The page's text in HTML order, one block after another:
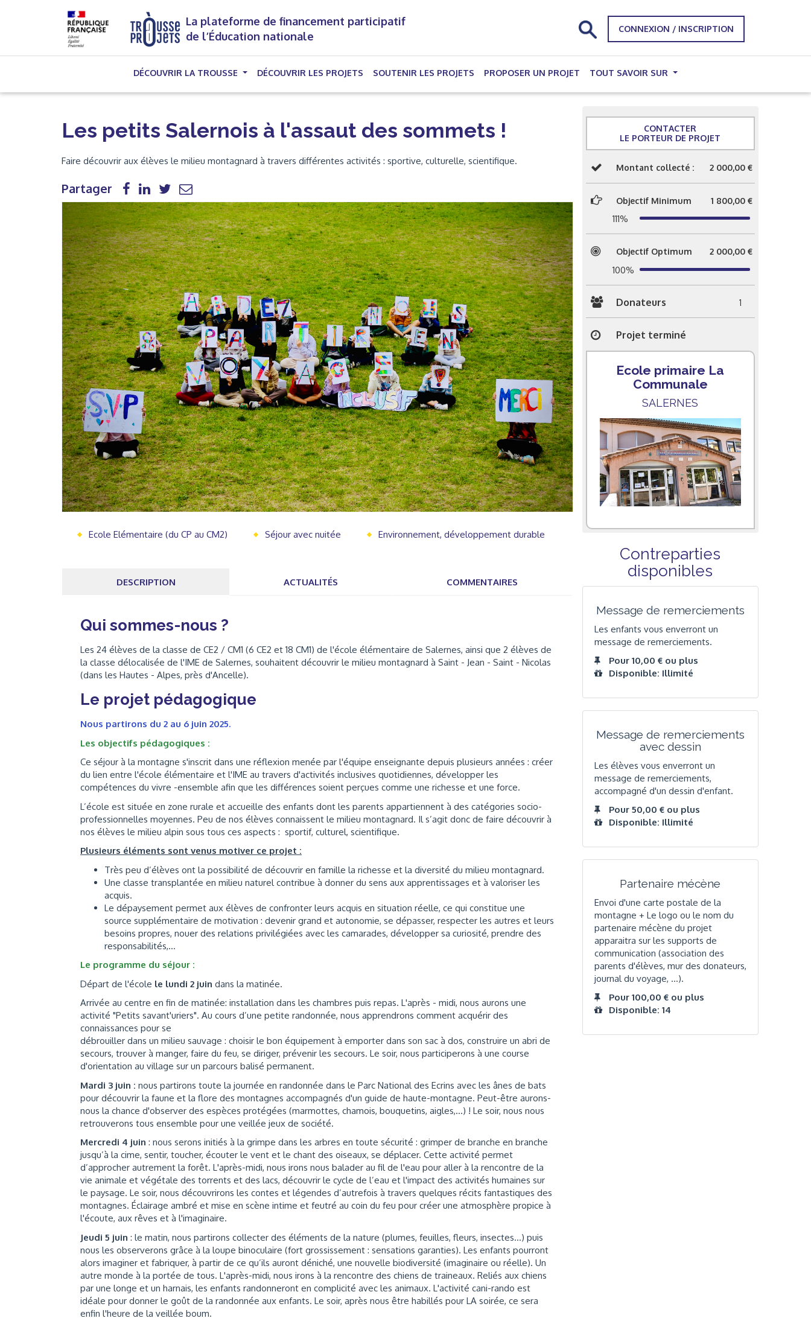
La plateforme de financement participatif
de l’Éducation nationale
CONNEXION / INSCRIPTION
DÉCOUVRIR LA TROUSSE DÉCOUVRIR LES PROJETS (CURRENT)
SOUTENIR LES PROJETS PROPOSER UN PROJET TOUT SAVOIR SUR
Les petits Salernois à l'assaut des sommets !
Faire découvrir aux élèves le milieu montagnard à travers différentes activités : sportive, culturelle, scientifique.
Partager
Ecole Elémentaire (du CP au CM2) Séjour avec nuitée Environnement, développement durable
DESCRIPTION ACTUALITÉS COMMENTAIRES
Qui sommes-nous ?
Les 24 élèves de la classe de CE2 / CM1 (6 CE2 et 18 CM1) de l'école élémentaire de Salernes, ainsi que 2 élèves de
la classe délocalisée de l'IME de Salernes, souhaitent découvrir le milieu montagnard à Saint - Jean - Saint - Nicolas
(dans les Hautes - Alpes, près d'Ancelle).
Le projet pédagogique
Nous partirons du 2 au 6 juin 2025.
Les objectifs pédagogiques :
Ce séjour à la montagne s'inscrit dans une réflexion menée par l'équipe enseignante depuis plusieurs années : créer
du lien entre l'école élémentaire et l'IME au travers d'activités inclusives quotidiennes, développer les
compétences du vivre -ensemble afin que les différences soient perçues comme une richesse et une force.
L’école est située en zone rurale et accueille des enfants dont les parents appartiennent à des catégories socio-
professionnelles moyennes. Peu de nos élèves connaissent le milieu montagnard. Il s’agit donc de faire découvrir à
nos élèves le milieu alpin sous tous ces aspects : sportif, culturel, scientifique.
Plusieurs éléments sont venus motiver ce projet :
Très peu d’élèves ont la possibilité de découvrir en famille la richesse et la diversité du milieu montagnard.
Une classe transplantée en milieu naturel contribue à donner du sens aux apprentissages et à valoriser les
acquis.
Le dépaysement permet aux élèves de confronter leurs acquis en situation réelle, ce qui constitue une
source supplémentaire de motivation : devenir grand et autonomie, se dépasser, respecter les autres et leurs
besoins propres, nouer des relations privilégiées avec les camarades, développer sa curiosité, prendre des
responsabilités,...
Le programme du séjour :
Départ de l'école le lundi 2 juin dans la matinée.
Arrivée au centre en fin de matinée: installation dans les chambres puis repas. L'après - midi, nous aurons une
activité "Petits savant'uriers". Au cours d’une petite randonnée, nous apprendrons comment acquérir des
connaissances pour se
débrouiller dans un milieu sauvage : choisir le bon équipement à emporter dans son sac à dos, construire un abri de
secours, trouver à manger, faire du feu, se diriger, prévenir les secours. Le soir, nous participerons à une course
d'orientation au village sur un parcours balisé permanent.
Mardi 3 juin : nous partirons toute la journée en randonnée dans le Parc National des Ecrins avec les ânes de bats
pour découvrir la faune et la flore des montagnes accompagnés d'un guide de haute-montagne. Peut-être aurons-
nous la chance d'observer des espèces protégées (marmottes, chamois, bouquetins, aigles,…) ! Le soir, nous nous
retrouverons tous ensemble pour une veillée jeux de société.
Mercredi 4 juin : nous serons initiés à la grimpe dans les arbres en toute sécurité : grimper de branche en branche
jusqu’à la cime, sentir, toucher, écouter le vent et le chant des oiseaux, se déplacer. Cette activité permet
d’approcher autrement la forêt. L'après-midi, nous irons nous balader au fil de l'eau pour aller à la rencontre de la
vie animale et végétale des torrents et des lacs, découvrir le cycle de l’eau et l'impact des activités humaines sur
le paysage. Le soir, nous découvrirons les contes et légendes d’autrefois à travers quelques récits fantastiques des
montagnes. Éclairage ambré et mise en scène intime et feutré au coin du feu pour créer une atmosphère propice à
l'écoute, aux rêves et à l'imaginaire.
Jeudi 5 juin : le matin, nous partirons collecter des éléments de la nature (plumes, feuilles, fleurs, insectes...) puis
nous les observerons grâce à la loupe binoculaire (fort grossissement : sensations garanties). Les enfants pourront
alors imaginer et fabriquer, à partir de ce qu’ils auront déniché, une nouvelle biodiversité (imaginaire ou réelle). Un
autre monde à la portée de tous. L'après-midi, nous irons à la rencontre des chiens de traineaux. Reliés aux chiens
par une longe et un harnais, les enfants randonneront en complicité avec les animaux. L'activité cani-rando est
idéale pour donner le goût de la randonnée aux enfants. Le soir, après nous être habillés pour LA soirée, ce sera
enfin l'heure de la veillée boum.
CONTACTER
LE PORTEUR DE PROJET
Montant collecté : 2 000,00 €
Objectif Minimum 1 800,00 €
111%
Objectif Optimum 2 000,00 €
100%
Donateurs 1
Projet terminé
Ecole primaire La
Communale
SALERNES
Contreparties
disponibles
Message de remerciements
Les enfants vous enverront un
message de remerciements.
Pour 10,00 € ou plus
Disponible: Illimité
Message de remerciements
avec dessin
Les élèves vous enverront un
message de remerciements,
accompagné d'un dessin d'enfant.
Pour 50,00 € ou plus
Disponible: Illimité
Partenaire mécène
Envoi d'une carte postale de la
montagne + Le logo ou le nom du
partenaire mécène du projet
apparaitra sur les supports de
communication (association des
parents d'élèves, mur des donateurs,
journal du voyage, ...).
Pour 100,00 € ou plus
Disponible: 14